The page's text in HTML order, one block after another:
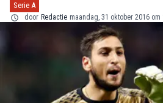
Serie A
door Redactie maandag, 31 oktober 2016 om